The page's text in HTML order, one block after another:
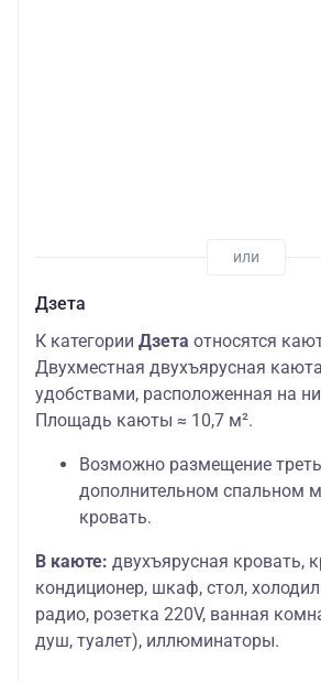
Дзета
К категории Дзета относятся
Двухместная двухъярусная
удобствами, расположенная на
Площадь каюты ≈ 10,7 м².
Возможно размещение
дополнительном спальном
кровать.
В каюте: двухъярусная кровать,
кондиционер, шкаф, стол,
радио, розетка 220V, ванная
душ, туалет), иллюминаторы.